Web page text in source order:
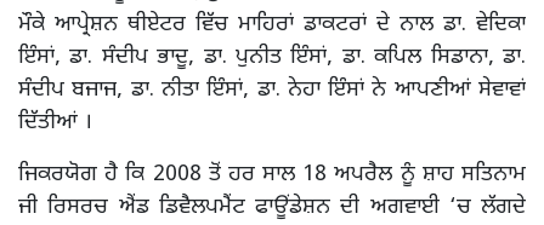
ਮੌਕੇ ਆਪ੍ਰੇਸ਼ਨ ਥੀਏਟਰ ਵਿੱਚ ਮਾਹਿਰਾਂ ਡਾਕਟਰਾਂ ਦੇ ਨਾਲ ਡਾ. ਵੇਦਿਕਾ
ਇੰਸਾਂ, ਡਾ. ਸੰਦੀਪ ਭਾਦੂ, ਡਾ. ਪੁਨੀਤ ਇੰਸਾਂ, ਡਾ. ਕਪਿਲ ਸਿਡਾਨਾ, ਡਾ.
ਸੰਦੀਪ ਬਜਾਜ, ਡਾ. ਨੀਤਾ ਇੰਸਾਂ, ਡਾ. ਨੇਹਾ ਇੰਸਾਂ ਨੇ ਆਪਣੀਆਂ ਸੇਵਾਵਾਂ
ਦਿੱਤੀਆਂ ।
ਜਿਕਰਯੋਗ ਹੈ ਕਿ 2008 ਤੋਂ ਹਰ ਸਾਲ 18 ਅਪਰੈਲ ਨੂੰ ਸ਼ਾਹ ਸਤਿਨਾਮ
ਜੀ ਰਿਸਰਚ ਐਂਡ ਡਿਵੈਲਪਮੈਂਟ ਫਾਊਂਡੇਸ਼ਨ ਦੀ ਅਗਵਾਈ ‘ਚ ਲੱਗਦੇ